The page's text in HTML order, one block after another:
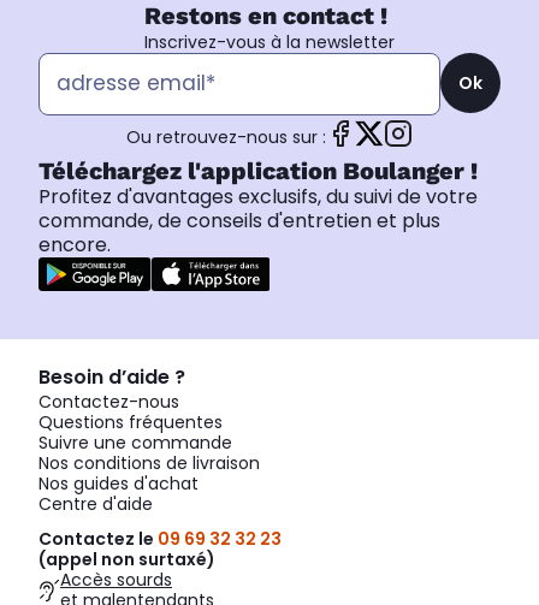
Restons en contact !
Inscrivez-vous à la newsletter
Ok
Ou retrouvez-nous sur :
Téléchargez l'application Boulanger !
Profitez d'avantages exclusifs, du suivi de votre
commande, de conseils d'entretien et plus
encore.
Besoin d’aide ?
Contactez-nous
Questions fréquentes
Suivre une commande
Nos conditions de livraison
Nos guides d'achat
Centre d'aide
Contactez le 09 69 32 32 23
(appel non surtaxé)
Accès sourds